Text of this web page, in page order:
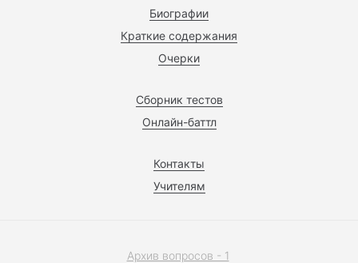
Биографии
Краткие содержания
Очерки
Сборник тестов
Онлайн-баттл
Контакты
Учителям
Архив вопросов - 1